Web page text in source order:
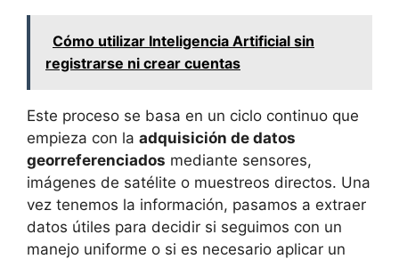
Cómo utilizar Inteligencia Artificial sin
registrarse ni crear cuentas
Este proceso se basa en un ciclo continuo que
empieza con la adquisición de datos
georreferenciados mediante sensores,
imágenes de satélite o muestreos directos. Una
vez tenemos la información, pasamos a extraer
datos útiles para decidir si seguimos con un
manejo uniforme o si es necesario aplicar un